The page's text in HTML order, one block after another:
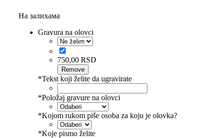
На залихама
Gravura na olovci
750,00 RSD
Remove
*Tekst koji želite da ugravirate
*Položaj gravure na olovci
*Kojom rukom piše osoba za koju je olovka?
*Koje pismo želite